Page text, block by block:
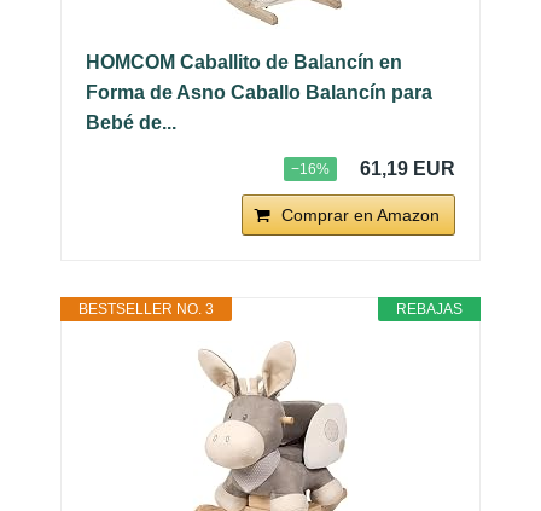
HOMCOM Caballito de Balancín en
Forma de Asno Caballo Balancín para
Bebé de...
−16% 61,19 EUR
Comprar en Amazon
REBAJAS
BESTSELLER NO. 3